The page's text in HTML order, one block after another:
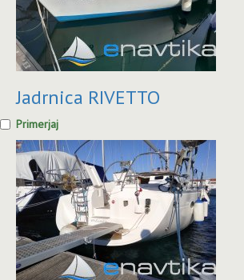
Jadrnica RIVETTO
Primerjaj